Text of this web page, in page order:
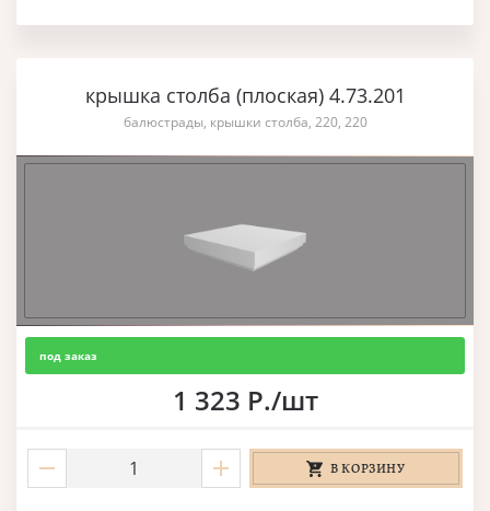
крышка столба (плоская) 4.73.201
балюстрады, крышки столба, 220, 220
под заказ
1 323 Р./шт
В КОРЗИНУ